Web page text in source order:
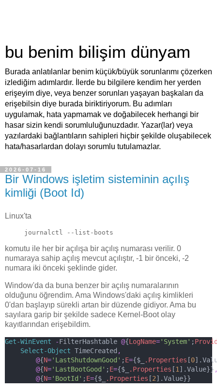
bu benim bilişim dünyam
Burada anlatılanlar benim küçük/büyük sorunlarımı çözerken
izlediğim adımlardır. İlerde bu bilgilere kendim her yerden
erişeyim diye, veya benzer sorunları yaşayan başkaları da
erişebilsin diye burada biriktiriyorum. Bu adımları
uygulamak, hata yapmamak ve doğabilecek herhangi bir
hasar sizin kendi sorumluluğunuzdadır. Yazar(lar) veya
yazılardaki bağlantıların sahipleri hiçbir şekilde oluşabilecek
hata/hasarlardan dolayı sorumlu tutulamazlar.
2026-07-16
Bir Windows işletim sisteminin açılış
kimliği (Boot Id)
Linux'ta
journalctl --list-boots
komutu ile her bir açılışa bir açılış numarası verilir. 0
numaraya sahip açılış mevcut açılıştır, -1 bir önceki, -2
numara iki önceki şeklinde gider.
Window'da da buna benzer bir açılış numaralarının
olduğunu öğrendim. Ama Windows'daki açılış kimlikleri
0'dan başlayıp sürekli artan bir düzende gidiyor. Ama bu
sayılara garip bir şekilde sadece Kernel-Boot olay
kayıtlarından erişebildim.
Get-WinEvent -FilterHashtable @{LogName='System' ;
Select-Object TimeCreated ,
@{N='LastShutdownGood' ; E={$_ .Properties [0
@{N='LastBootGood' ; E={$_ .Properties [1 ].Value}}
@{N='BootId' ; E={$_ .Properties [2].Value}}